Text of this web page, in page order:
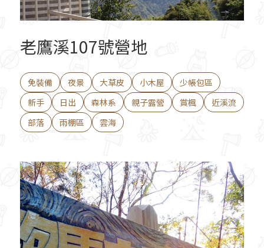
老鷹溪107號營地
免裝備 夜景 大草皮 小木屋
少帳包區
新手
日出 森林系 親子露營 賞楓
近溪流
部落
雨棚區 雲海